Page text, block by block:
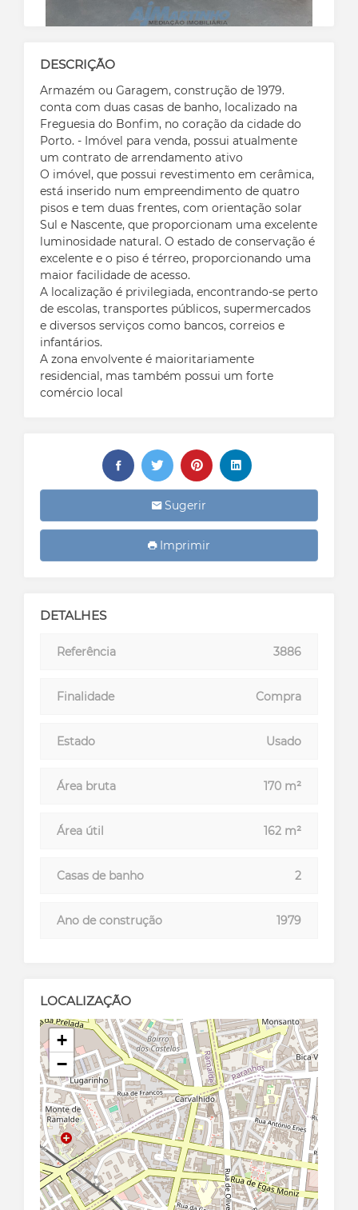
DESCRIÇÃO
Armazém ou Garagem, construção de 1979.
conta com duas casas de banho, localizado na
Freguesia do Bonfim, no coração da cidade do
Porto. - Imóvel para venda, possui atualmente
um contrato de arrendamento ativo
O imóvel, que possui revestimento em cerâmica,
está inserido num empreendimento de quatro
pisos e tem duas frentes, com orientação solar
Sul e Nascente, que proporcionam uma excelente
luminosidade natural. O estado de conservação é
excelente e o piso é térreo, proporcionando uma
maior facilidade de acesso.
A localização é privilegiada, encontrando-se perto
de escolas, transportes públicos, supermercados
e diversos serviços como bancos, correios e
infantários.
A zona envolvente é maioritariamente
residencial, mas também possui um forte
comércio local
Sugerir
Imprimir
DETALHES
Referência 3886
Finalidade Compra
Estado Usado
Área bruta 170 m²
Área útil 162 m²
Casas de banho 2
Ano de construção 1979
LOCALIZAÇÃO
+
−